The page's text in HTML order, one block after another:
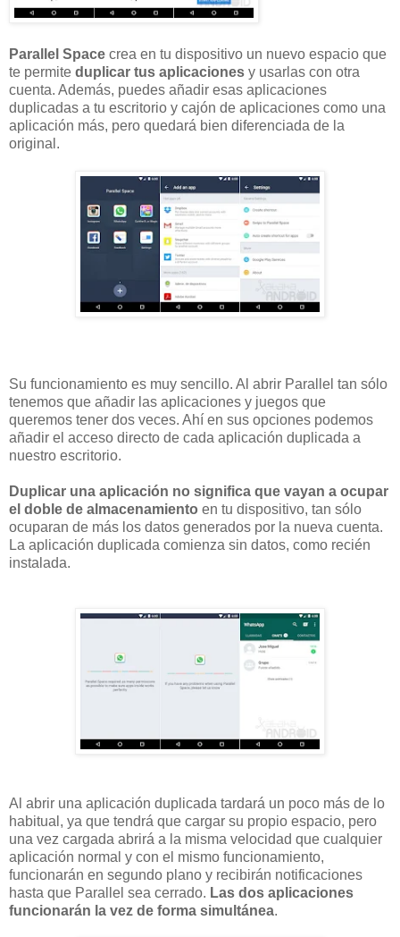
Parallel Space crea en tu dispositivo un nuevo espacio que
te permite duplicar tus aplicaciones y usarlas con otra
cuenta. Además, puedes añadir esas aplicaciones
duplicadas a tu escritorio y cajón de aplicaciones como una
aplicación más, pero quedará bien diferenciada de la
original.
Su funcionamiento es muy sencillo. Al abrir Parallel tan sólo
tenemos que añadir las aplicaciones y juegos que
queremos tener dos veces. Ahí en sus opciones podemos
añadir el acceso directo de cada aplicación duplicada a
nuestro escritorio.
Duplicar una aplicación no significa que vayan a ocupar
el doble de almacenamiento en tu dispositivo, tan sólo
ocuparan de más los datos generados por la nueva cuenta.
La aplicación duplicada comienza sin datos, como recién
instalada.
Al abrir una aplicación duplicada tardará un poco más de lo
habitual, ya que tendrá que cargar su propio espacio, pero
una vez cargada abrirá a la misma velocidad que cualquier
aplicación normal y con el mismo funcionamiento,
funcionarán en segundo plano y recibirán notificaciones
hasta que Parallel sea cerrado. Las dos aplicaciones
funcionarán la vez de forma simultánea.